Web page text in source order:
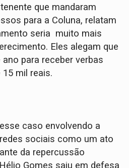
que mandaram
para a Coluna, relatam
seria muito mais
Eles alegam que
para receber verbas
mil reais.
caso envolvendo a
sociais como um ato
da repercussão
Gomes saiu em defesa